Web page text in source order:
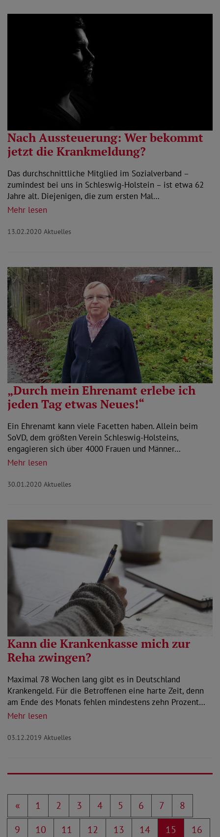
Nach Aussteuerung: Wer bekommt
jetzt die Krankmeldung?
Das durchschnittliche Mitglied im Sozialverband –
zumindest bei uns in Schleswig-Holstein – ist etwa 62
Jahre alt. Diejenigen, die zum ersten Mal…
Mehr lesen
13.02.2020 Aktuelles
„Durch mein Ehrenamt erlebe ich
jeden Tag etwas Neues!“
Ein Ehrenamt kann viele Facetten haben. Allein beim
SoVD, dem größten Verein Schleswig-Holsteins,
engagieren sich über 4000 Frauen und Männer…
Mehr lesen
30.01.2020 Aktuelles
Kann die Krankenkasse mich zur
Reha zwingen?
Maximal 78 Wochen lang gibt es in Deutschland
Krankengeld. Für die Betroffenen eine harte Zeit, denn
am Ende des Monats fehlen mindestens zehn Prozent…
Mehr lesen
03.12.2019 Aktuelles
« 1 2 3 4 5 6 7
8
9
10 11 12 13 14 15
16